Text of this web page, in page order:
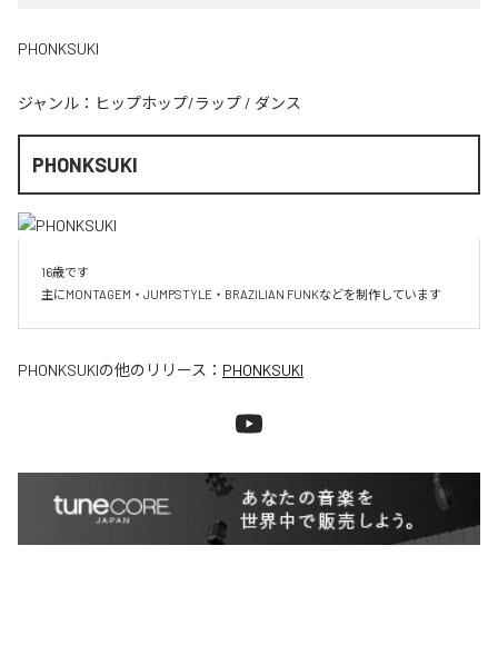
PHONKSUKI
ジャンル： ヒップホップ/ラップ / ダンス
PHONKSUKI
16歳です
主にMONTAGEM・JUMPSTYLE・BRAZILIAN FUNKなどを制作しています
PHONKSUKIの他のリリース： PHONKSUKI